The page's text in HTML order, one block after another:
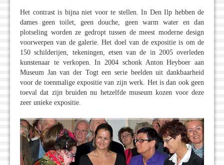
Het contrast is bijna niet voor te stellen. In Den Ilp hebben de
dames geen toilet, geen douche, geen warm water en dan
plotseling worden ze gedropt tussen de meest moderne design
voorwerpen van de galerie. Het doel van de expositie is om de
150 schilderijen, tekeningen, etsen van de in 2005 overleden
kunstenaar te verkopen. In 2004 schonk Anton Heyboer aan
Museum Jan van der Togt een serie beelden uit dankbaarheid
voor de toenmalige expositie van zijn werk. Het is dan ook geen
toeval dat zijn bruiden nu hetzelfde museum kozen voor deze
zeer unieke expositie.